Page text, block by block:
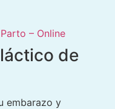
de
embarazo y